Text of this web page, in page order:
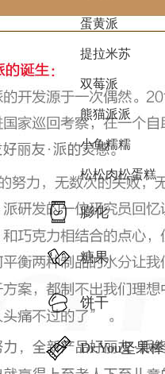
蛋黄派
提拉米苏
双莓派
熊猫派派
小鱼糯糯
松松肉松蛋糕
膨化
糖果
饼干
Dr.You坚果棒